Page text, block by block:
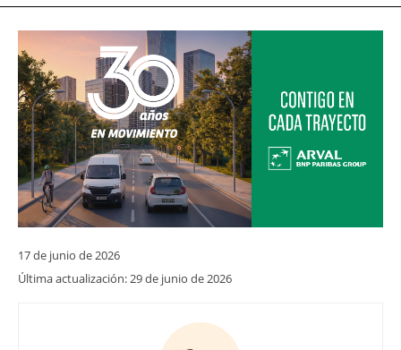
17 de junio de 2026
Última actualización:29 de junio de 2026